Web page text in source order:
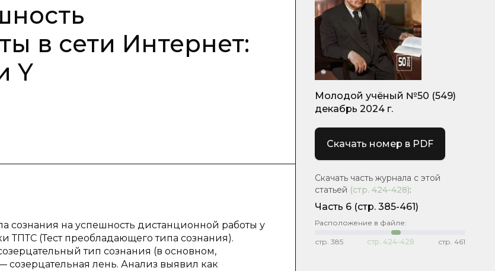
в сети Интернет:
Y
сознания на успешность дистанционной работы у
(Тест преобладающего типа сознания).
тип сознания (в основном,
созерцательная лень. Анализ выявил как
Молодой учёный №50 (549)
декабрь 2024 г.
Скачать номер в PDF
Скачать часть журнала с этой
статьей (стр. 424-428):
Часть 6 (стр. 385-461)
Расположение в файле:
стр. 385 стр. 424-428 стр. 461